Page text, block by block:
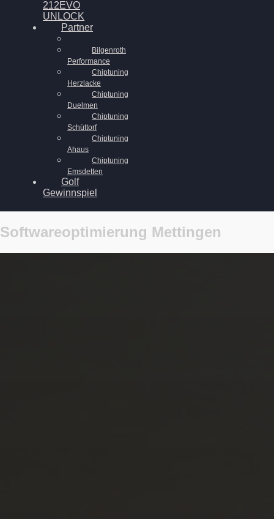
212EVO
UNLOCK
Partner
Bilgenroth
Performance
Chiptuning
Herzlacke
Chiptuning
Duelmen
Chiptuning
Schüttorf
Chiptuning
Ahaus
Chiptuning
Emsdetten
Golf
Gewinnspiel
Softwareoptimierung Mettingen